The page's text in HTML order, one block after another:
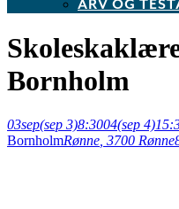
ARV OG
Bornholm
03sep(sep 3)8:3004(sep 4)
BornholmRønne , 3700 Rønne